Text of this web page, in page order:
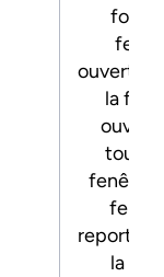
ouverte,
la
toutes
reportez-
la